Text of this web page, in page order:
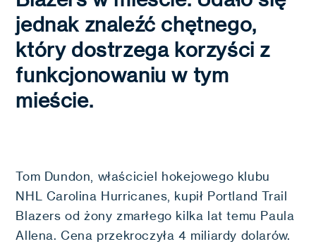
jednak znaleźć chętnego,
który dostrzega korzyści z
funkcjonowaniu w tym
mieście.
Tom Dundon, właściciel hokejowego klubu
NHL Carolina Hurricanes, kupił Portland Trail
Blazers od żony zmarłego kilka lat temu Paula
Allena. Cena przekroczyła 4 miliardy dolarów.